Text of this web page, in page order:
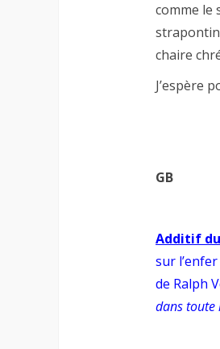
comme le
strapontin
chaire
J’espère
GB
Additif
sur
de Ralph
dans toute